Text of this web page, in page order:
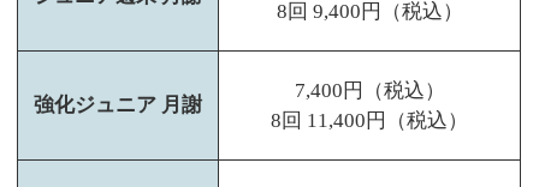
8回 9,400円（税込）
強化ジュニア 月謝
7,400円（税込）
8回 11,400円（税込）